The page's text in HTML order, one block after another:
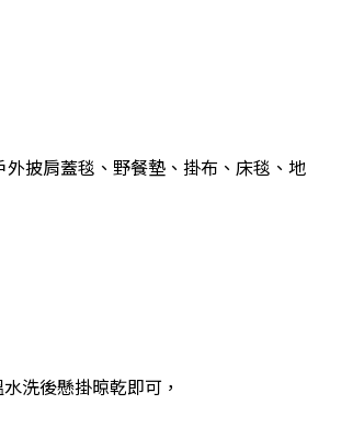
披肩蓋毯、野餐墊、掛布、床毯、地
洗後懸掛晾乾即可，